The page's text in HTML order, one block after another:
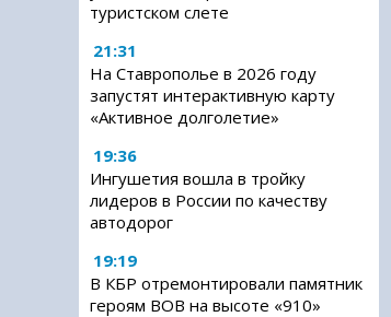
туристском слете
21:31
На Ставрополье в 2026 году
запустят интерактивную карту
«Активное долголетие»
19:36
Ингушетия вошла в тройку
лидеров в России по качеству
автодорог
19:19
В КБР отремонтировали памятник
героям ВОВ на высоте «910»